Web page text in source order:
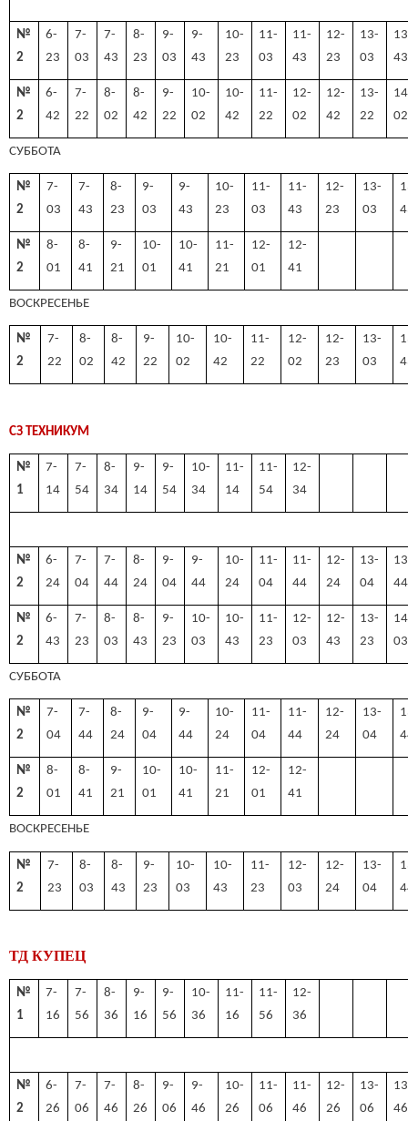
№
2
6-
23
7-
03
7-
43
8-
23
9-
03
9-
43
10-
23
11-
03
11-
43
12-
23
13-
03
43
№
2
6-
42
7-
22
8-
02
8-
42
9-
22
10-
02
10-
42
11-
22
12-
02
12-
42
13-
22
02
СУББОТА
№
2
7-
03
7-
43
8-
23
9-
03
9-
43
10-
23
11-
03
11-
43
12-
23
13-
03
№
2
8-
01
8-
41
9-
21
10-
01
10-
41
11-
21
12-
01
12-
41
ВОСКРЕСЕНЬЕ
№
2
7-
22
8-
02
8-
42
9-
22
10-
02
10-
42
11-
22
12-
02
12-
23
13-
03
СЗ ТЕХНИКУМ
№
1
7-
14
7-
54
8-
34
9-
14
9-
54
10-
34
11-
14
11-
54
12-
34
№
2
6-
24
7-
04
7-
44
8-
24
9-
04
9-
44
10-
24
11-
04
11-
44
12-
24
13-
04
44
№
2
6-
43
7-
23
8-
03
8-
43
9-
23
10-
03
10-
43
11-
23
12-
03
12-
43
13-
23
03
СУББОТА
№
2
7-
04
7-
44
8-
24
9-
04
9-
44
10-
24
11-
04
11-
44
12-
24
13-
04
№
2
8-
01
8-
41
9-
21
10-
01
10-
41
11-
21
12-
01
12-
41
ВОСКРЕСЕНЬЕ
№
2
7-
23
8-
03
8-
43
9-
23
10-
03
10-
43
11-
23
12-
03
12-
24
13-
04
ТД КУПЕЦ
№
1
7-
16
7-
56
8-
36
9-
16
9-
56
10-
36
11-
16
11-
56
12-
36
№
2
6-
26
7-
06
7-
46
8-
26
9-
06
9-
46
10-
26
11-
06
11-
46
12-
26
13-
06
46